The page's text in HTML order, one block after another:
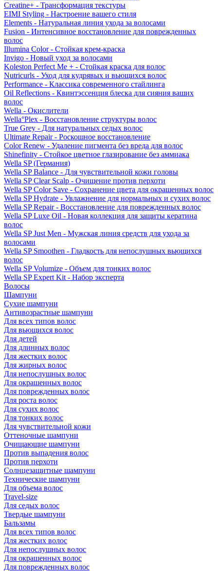
Creatine+ - Трансформация текстуры
EIMI Styling - Настроение вашего стиля
Elements - Натуральная линия ухода за волосами
Fusion - Интенсивное восстановление для поврежденных
волос
Illumina Color - Стойкая крем-краска
Invigo - Новый уход за волосами
Koleston Perfect Me + - Стойкая краска для волос
Nutricurls - Уход для кудрявых и вьющихся волос
Performance - Классика современного стайлинга
Oil Reflections - Квинтэссенция блеска для сияния ваших
волос
Wella - Окислители
Wella°Plex - Восстановление структуры волос
True Grey - Для натуральных седых волос
Ultimate Repair - Роскошное восстановление
Color Renew - Удаление пигмента без вреда для волос
Shinefinity - Стойкое цветное глазирование без аммиака
Wella SP (Германия)
Wella SP Balance - Для чувствительной кожи головы
Wella SP Clear Scalp - Очищение против перхоти
Wella SP Color Save - Сохранение цвета для окрашенных волос
Wella SP Hydrate - Увлажнение для нормальных и сухих волос
Wella SP Repair - Восстановление для поврежденных волос
Wella SP Luxe Oil - Новая коллекция для защиты кератина
волос
Wella SP Just Men - Мужская линия средств для ухода за
волосами
Wella SP Smoothen - Гладкость для непослушных вьющихся
волос
Wella SP Volumize - Объем для тонких волос
Wella SP Expert Kit - Набор эксперта
Волосы
Шампуни
Сухие шампуни
Антивозрастные шампуни
Для всех типов волос
Для вьющихся волос
Для детей
Для длинных волос
Для жестких волос
Для жирных волос
Для непослушных волос
Для окрашенных волос
Для поврежденных волос
Для роста волос
Для сухих волос
Для тонких волос
Для чувствительной кожи
Оттеночные шампуни
Очищающие шампуни
Против выпадения волос
Против перхоти
Солнцезащитные шампуни
Технические шампуни
Для объема волос
Travel-size
Для седых волос
Твердые шампуни
Бальзамы
Для всех типов волос
Для жестких волос
Для непослушных волос
Для окрашенных волос
Для поврежденных волос